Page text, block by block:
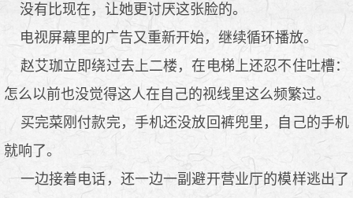
没有比现在，让她更讨厌这张脸的。
电视屏幕里的广告又重新开始，继续循环播放。
赵艾珈立即绕过去上二楼，在电梯上还忍不住吐槽：
怎么以前也没觉得这人在自己的视线里这么频繁过。
买完菜刚付款完，手机还没放回裤兜里，自己的手机
就响了。
一边接着电话，还一边一副避开营业厅的模样逃出了